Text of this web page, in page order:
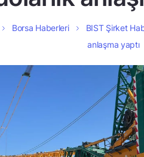
Borsa Haberleri BIST Şirket
anlaşma yaptı